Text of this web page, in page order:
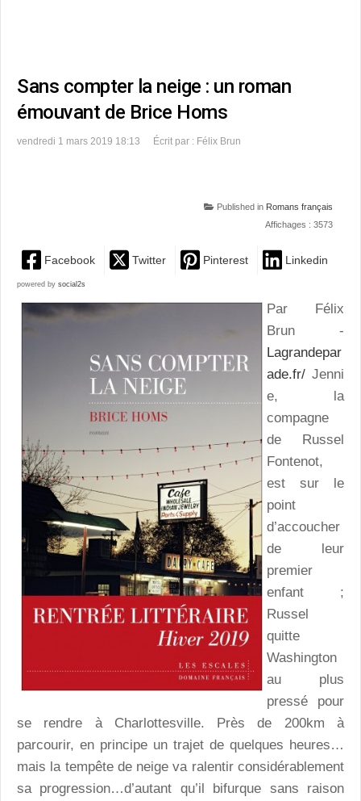
Sans compter la neige : un roman
émouvant de Brice Homs
vendredi 1 mars 2019 18:13 Écrit par : Félix Brun
Published in Romans français
Affichages : 3573
Facebook Twitter Pinterest Linkedin
powered by social2s
Par Félix
Brun -
Lagrandepar
ade.fr/ Jenni
e, la
compagne
de Russel
Fontenot,
est sur le
point
d’accoucher
de leur
premier
enfant ;
Russel
quitte
Washington
au plus
pressé pour
se rendre à Charlottesville. Près de 200km à
parcourir, en principe un trajet de quelques heures…
mais la tempête de neige va ralentir considérablement
sa progression…d’autant qu’il bifurque sans raison